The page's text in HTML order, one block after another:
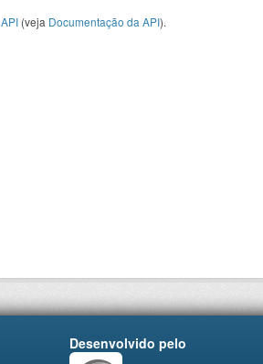
API (veja Documentação da API).
Desenvolvido pelo